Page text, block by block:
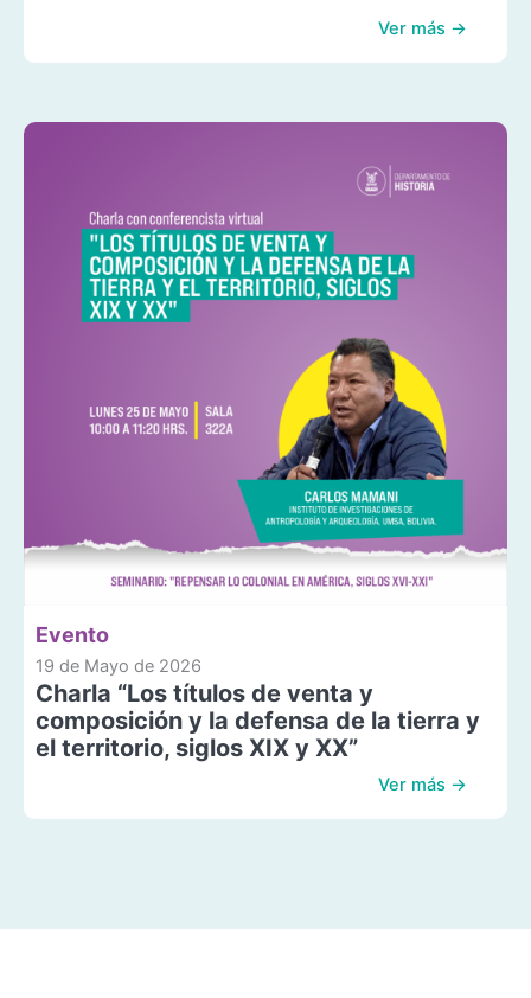
Ver más →
Evento
19 de Mayo de 2026
Charla “Los títulos de venta y
composición y la defensa de la tierra y
el territorio, siglos XIX y XX”
Ver más →